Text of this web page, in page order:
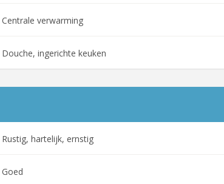
Centrale verwarming
Douche, ingerichte keuken
Rustig, hartelijk, ernstig
Goed